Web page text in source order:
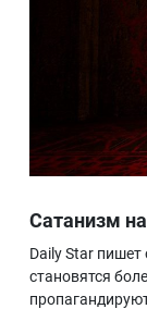
Сатанизм
Daily Star пишет
становятся